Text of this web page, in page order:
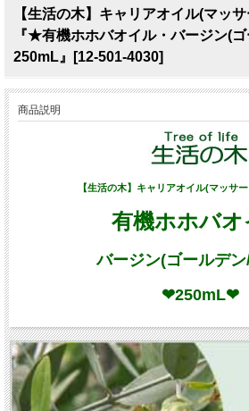
【生活の木】キャリアオイル(マッ
『★有機ホホバオイル・バージン(
250mL』[12-501-4030]
商品説明
【生活の木】キャリアオイル(マッサ
有機ホホバ
バージン(ゴールデ
❤250mL❤